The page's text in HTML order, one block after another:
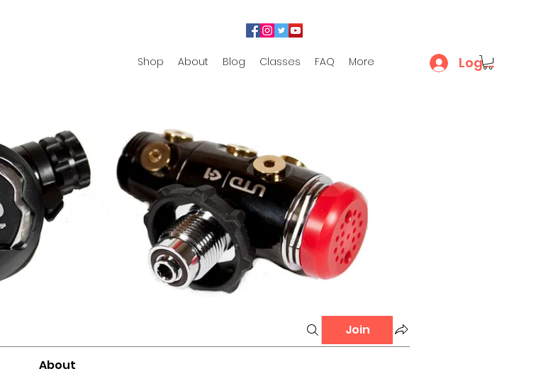
Shop About Blog Classes FAQ More Log In
Join
About